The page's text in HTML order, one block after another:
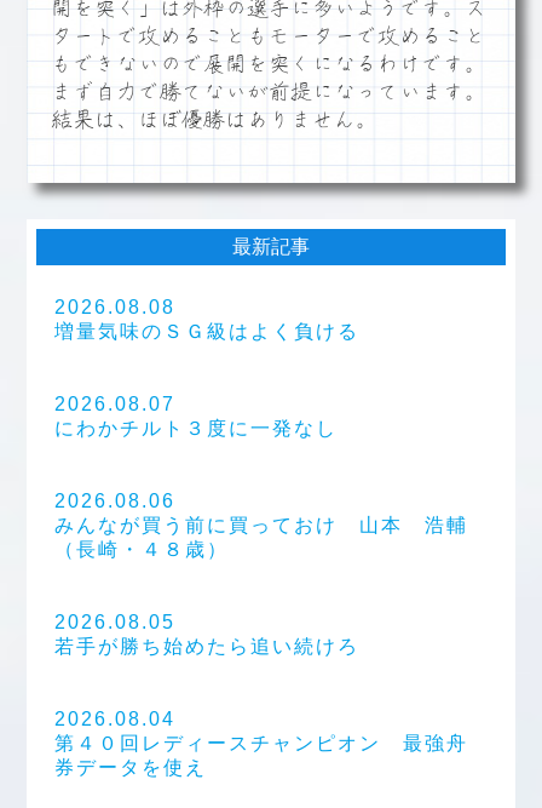
開を突く」は外枠の選手に多いようです。ス
タートで攻めることもモーターで攻めること
もできないので展開を突くになるわけです。
まず自力で勝てないが前提になっています。
結果は、ほぼ優勝はありません。
最新記事
2026.08.08
増量気味のＳＧ級はよく負ける
2026.08.07
にわかチルト３度に一発なし
2026.08.06
みんなが買う前に買っておけ 山本 浩輔
（長崎・４８歳）
2026.08.05
若手が勝ち始めたら追い続けろ
2026.08.04
第４０回レディースチャンピオン 最強舟
券データを使え